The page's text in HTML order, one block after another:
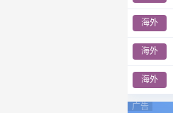
海外
海外
海外
广告